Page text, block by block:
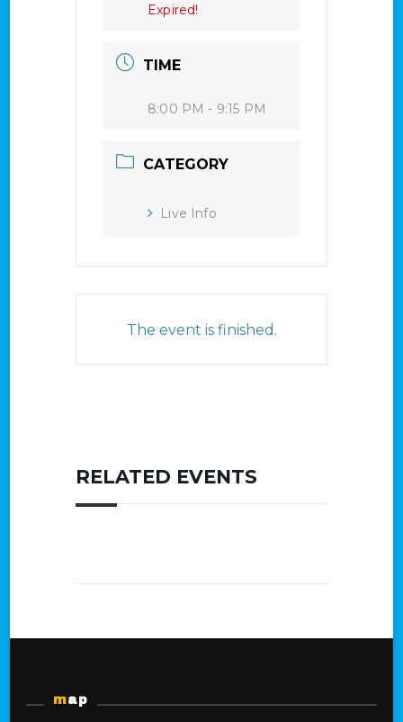
Expired!
TIME
8:00 PM - 9:15 PM
CATEGORY
Live Info
The event is finished.
RELATED EVENTS
map